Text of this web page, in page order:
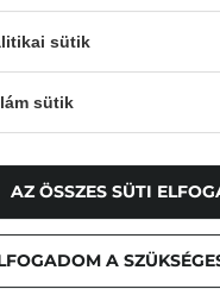
szépségápolási
közvetlenül a
Elfogadom, hogy
sp. z o.o. az Adatvédelmi
sütik
sütik
A
AZ ÖSSZES SÜTI